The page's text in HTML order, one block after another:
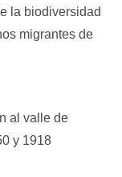
la biodiversidad
migrantes de
al valle de
y 1918